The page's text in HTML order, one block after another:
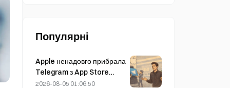
Популярні
Apple ненадовго прибрала
Telegram з App Store
через CSAM, але Дуров це
2026-08-05 01:06:50